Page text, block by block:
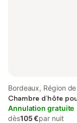
Bordeaux, Région
Chambre d’hôte
Annulation gratuite
dès105 €par nuit